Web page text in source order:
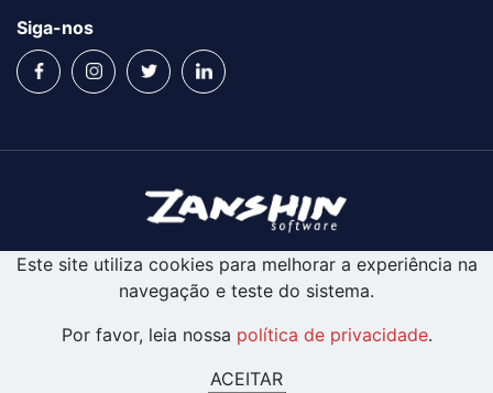
Siga-nos
Este site utiliza cookies para melhorar a experiência na
navegação e teste do sistema.
Por favor, leia nossa política de privacidade.
ACEITAR